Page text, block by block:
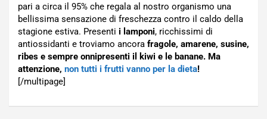
pari a circa il 95% che regala al nostro organismo una
bellissima sensazione di freschezza contro il caldo della
stagione estiva. Presenti i lamponi, ricchissimi di
antiossidanti e troviamo ancora fragole, amarene, susine,
ribes e sempre onnipresenti il kiwi e le banane. Ma
attenzione, non tutti i frutti vanno per la dieta!
[/multipage]